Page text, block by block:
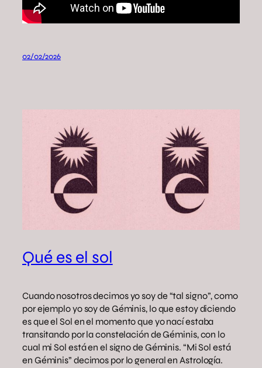
02/02/2026
Qué es el sol
Cuando nosotros decimos yo soy de “tal signo”, como
por ejemplo yo soy de Géminis, lo que estoy diciendo
es que el Sol en el momento que yo nací estaba
transitando por la constelación de Géminis, con lo
cual mi Sol está en el signo de Géminis. “Mi Sol está
en Géminis” decimos por lo general en Astrología.